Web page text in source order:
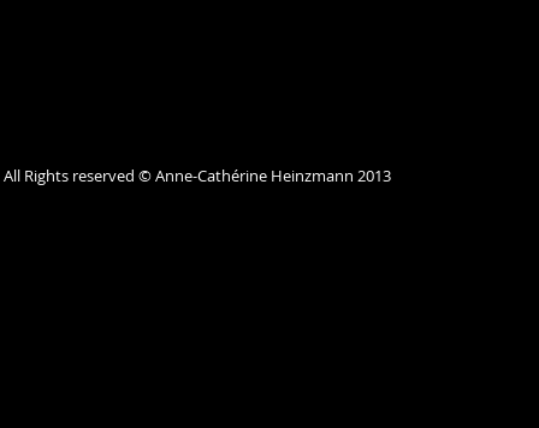
All Rights reserved © Anne-Cathérine Heinzmann 2013